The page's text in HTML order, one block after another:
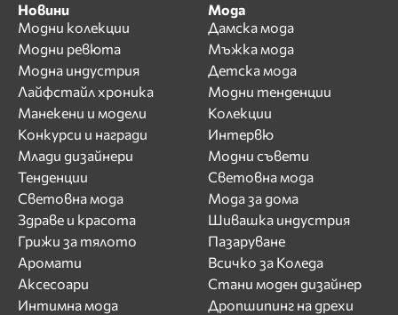
Новини
Модни колекции
Модни ревюта
Модна индустрия
Лайфстайл хроника
Манекени и модели
Конкурси и награди
Млади дизайнери
Тенденции
Световна мода
Здраве и красота
Грижи за тялото
Аромати
Аксесоари
Интимна мода
Мода
Дамска мода
Мъжка мода
Детска мода
Модни тенденции
Колекции
Интервю
Модни съвети
Световна мода
Мода за дома
Шивашка индустрия
Пазаруване
Всичко за Коледа
Стани моден дизайнер
Дропшипинг на дрехи